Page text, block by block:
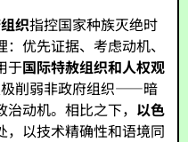
织指控国家种族灭绝时
优先证据、考虑动机、
于国际特赦组织和人权观
削弱非政府组织——暗
动机。相比之下， 以色
，以技术精确性和语境同